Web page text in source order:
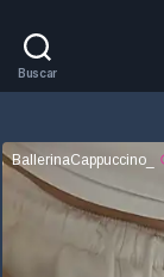
Buscar